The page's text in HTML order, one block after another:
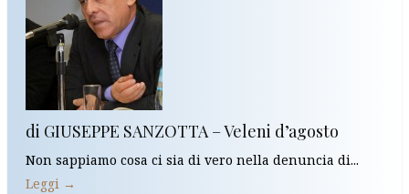
di GIUSEPPE SANZOTTA – Veleni d’agosto
Non sappiamo cosa ci sia di vero nella denuncia di...
Leggi →